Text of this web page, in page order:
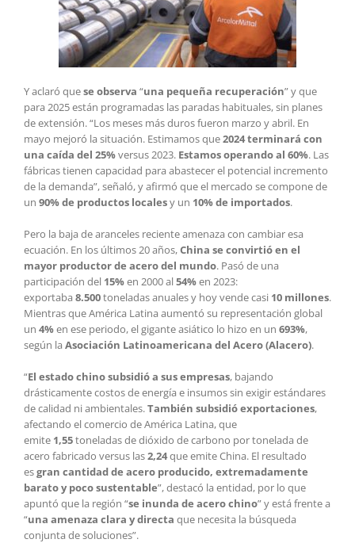
Y aclaró quese observa “una pequeña recuperación” y que
para 2025 están programadas las paradas habituales, sin planes
de extensión. “Los meses más duros fueron marzo y abril. En
mayo mejoró la situación. Estimamos que2024 terminará con
una caída del 25%versus 2023. Estamos operando al 60%. Las
fábricas tienen capacidad para abastecer el potencial incremento
de la demanda”, señaló, y afirmó que el mercado se compone de
un 90% de productos localesy un 10% de importados.
Pero la baja de aranceles reciente amenaza con cambiar esa
ecuación. En los últimos 20 años,China se convirtió en el
mayor productor de acero del mundo. Pasó de una
participación del 15%en 2000 al54%en 2023:
exportaba 8.500toneladas anuales y hoy vende casi 10 millones.
Mientras que América Latina aumentó su representación global
un 4%en ese periodo, el gigante asiático lo hizo en un 693%,
según la Asociación Latinoamericana del Acero (Alacero).
“El estado chino subsidió a sus empresas, bajando
drásticamente costos de energía e insumos sin exigir estándares
de calidad ni ambientales.También subsidió exportaciones,
afectando el comercio de América Latina, que
emite 1,55toneladas de dióxido de carbono por tonelada de
acero fabricado versus las2,24que emite China. El resultado
esgran cantidad de acero producido, extremadamente
barato y poco sustentable”, destacó la entidad, por lo que
apuntó que la región “se inunda de acero chino” y está frente a
“una amenaza clara y directa que necesita la búsqueda
conjunta de soluciones”.